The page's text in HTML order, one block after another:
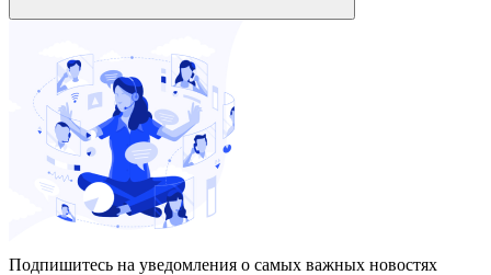
Подпишитесь на уведомления о самых важных новостях